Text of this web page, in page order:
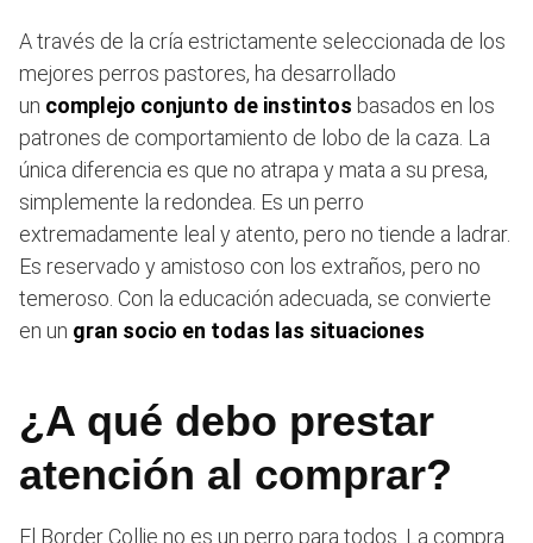
A través de la cría estrictamente seleccionada de los
mejores perros pastores, ha desarrollado
un complejo conjunto de instintos basados ​​en los
patrones de comportamiento de lobo de la caza. La
única diferencia es que no atrapa y mata a su presa,
simplemente la redondea. Es un perro
extremadamente leal y atento, pero no tiende a ladrar.
Es reservado y amistoso con los extraños, pero no
temeroso. Con la educación adecuada, se convierte
en un gran socio en todas las situaciones
¿A qué debo prestar
atención al comprar?
El Border Collie no es un perro para todos. La compra